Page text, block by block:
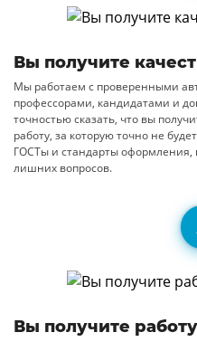
Вы получите
Мы работаем с проверенными
профессорами, кандидатами и
точностью сказать, что вы
работу, за которую точно не
ГОСТы и стандарты оформления,
лишних вопросов.
Вы получите